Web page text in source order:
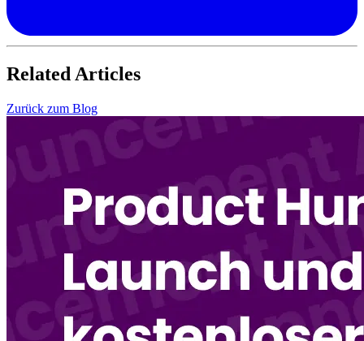
Related Articles
Zurück zum Blog